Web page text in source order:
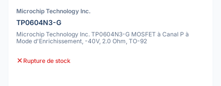
Microchip Technology Inc.
TP0604N3-G
Microchip Technology Inc. TP0604N3-G MOSFET à Canal P à
Mode d'Enrichissement, -40V, 2.0 Ohm, TO-92
Rupture de stock